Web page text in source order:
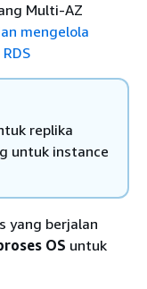
Multi-AZ
mengelola
replika
untuk instance
yang berjalan
OS untuk